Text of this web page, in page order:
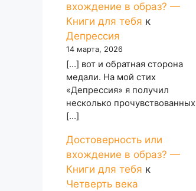
вхождение в образ? —
Книги для тебя к
Депрессия
14 марта, 2026
[…] вот и обратная сторона
медали. На мой стих
«Депрессия» я получил
несколько прочувствованных
[…]
Достоверность или
вхождение в образ? —
Книги для тебя к
Четверть века